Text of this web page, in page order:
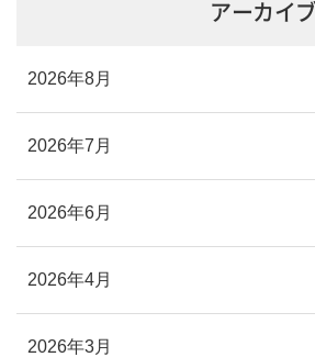
アーカイブ
2026年8月
2026年7月
2026年6月
2026年4月
2026年3月